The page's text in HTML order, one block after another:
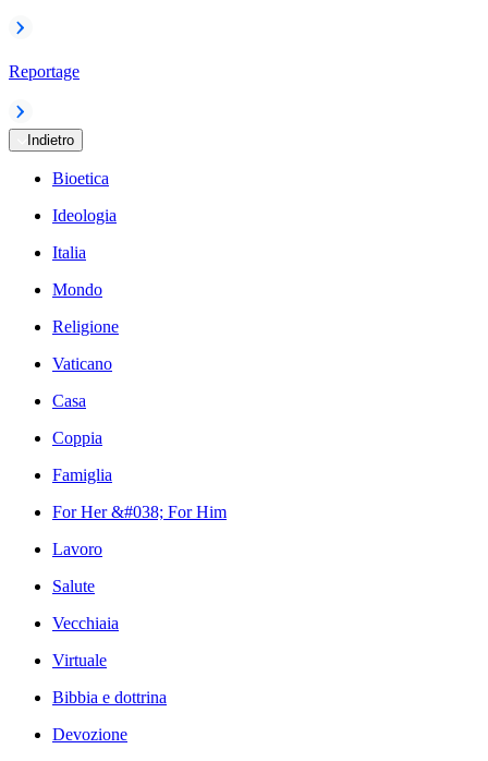
Reportage
Indietro
Bioetica
Ideologia
Italia
Mondo
Religione
Vaticano
Casa
Coppia
Famiglia
For Her &#038; For Him
Lavoro
Salute
Vecchiaia
Virtuale
Bibbia e dottrina
Devozione